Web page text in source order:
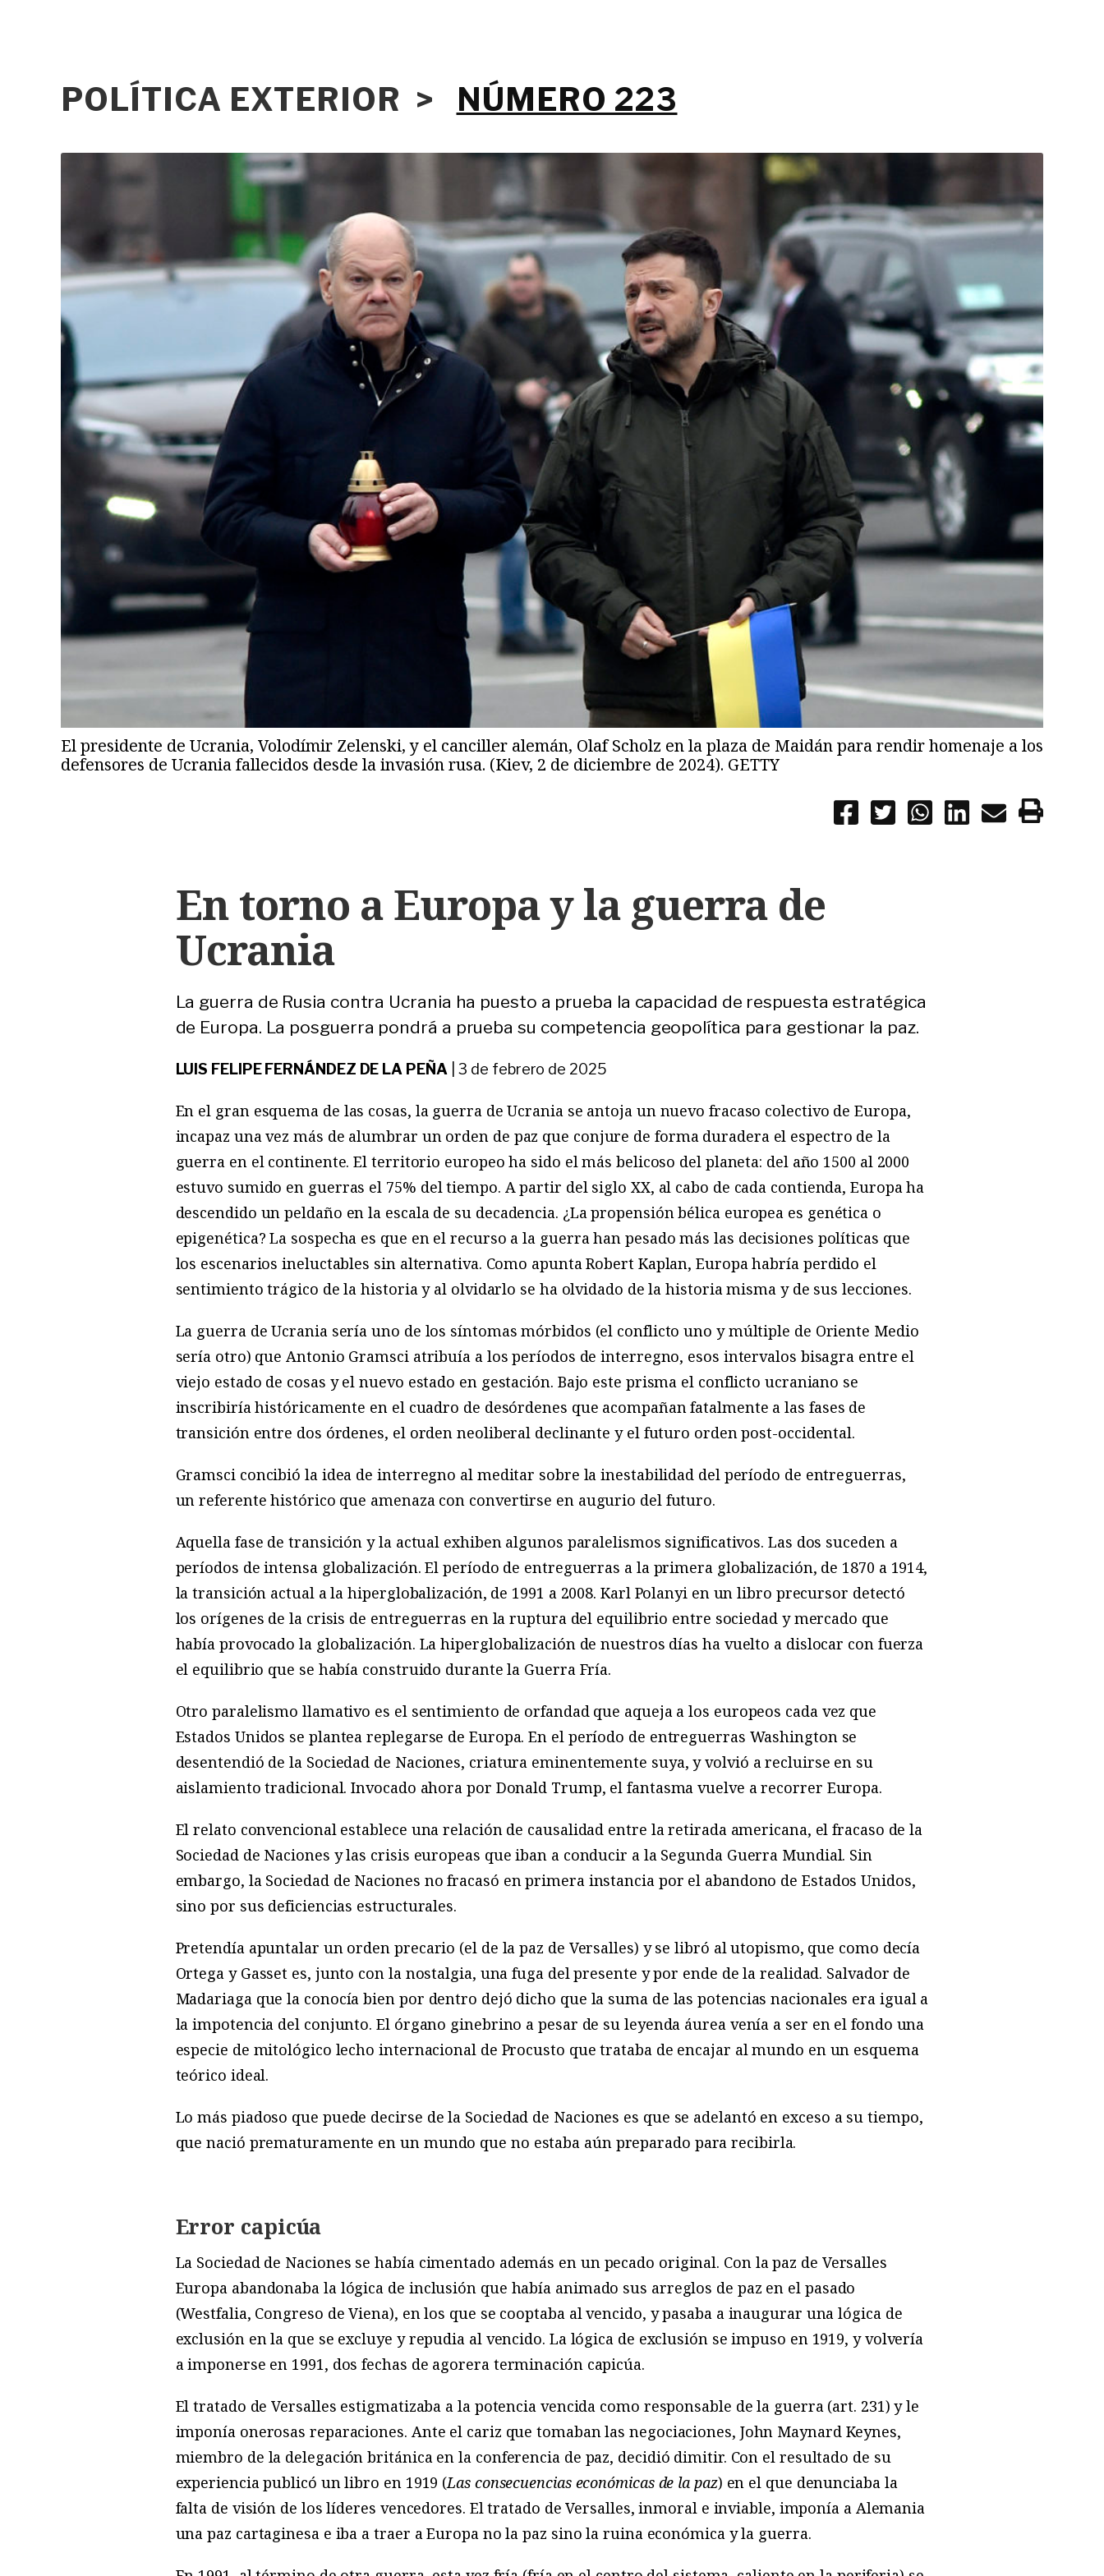
POLÍTICA EXTERIOR > NÚMERO 223
El presidente de Ucrania, Volodímir Zelenski, y el canciller alemán, Olaf Scholz en la plaza de Maidán para rendir homenaje a los
defensores de Ucrania fallecidos desde la invasión rusa. (Kiev, 2 de diciembre de 2024). GETTY
En torno a Europa y la guerra de
Ucrania
La guerra de Rusia contra Ucrania ha puesto a prueba la capacidad de respuesta estratégica
de Europa. La posguerra pondrá a prueba su competencia geopolítica para gestionar la paz.
LUIS FELIPE FERNÁNDEZ DE LA PEÑA 3 de febrero de 2025
En el gran esquema de las cosas, la guerra de Ucrania se antoja un nuevo fracaso colectivo de Europa,
incapaz una vez más de alumbrar un orden de paz que conjure de forma duradera el espectro de la
guerra en el continente. El territorio europeo ha sido el más belicoso del planeta: del año 1500 al 2000
estuvo sumido en guerras el 75% del tiempo. A partir del siglo XX, al cabo de cada contienda, Europa ha
descendido un peldaño en la escala de su decadencia. ¿La propensión bélica europea es genética o
epigenética? La sospecha es que en el recurso a la guerra han pesado más las decisiones políticas que
los escenarios ineluctables sin alternativa. Como apunta Robert Kaplan, Europa habría perdido el
sentimiento trágico de la historia y al olvidarlo se ha olvidado de la historia misma y de sus lecciones.
La guerra de Ucrania sería uno de los síntomas mórbidos (el conflicto uno y múltiple de Oriente Medio
sería otro) que Antonio Gramsci atribuía a los períodos de interregno, esos intervalos bisagra entre el
viejo estado de cosas y el nuevo estado en gestación. Bajo este prisma el conflicto ucraniano se
inscribiría históricamente en el cuadro de desórdenes que acompañan fatalmente a las fases de
transición entre dos órdenes, el orden neoliberal declinante y el futuro orden post-occidental.
Gramsci concibió la idea de interregno al meditar sobre la inestabilidad del período de entreguerras,
un referente histórico que amenaza con convertirse en augurio del futuro.
Aquella fase de transición y la actual exhiben algunos paralelismos significativos. Las dos suceden a
períodos de intensa globalización. El período de entreguerras a la primera globalización, de 1870 a 1914,
la transición actual a la hiperglobalización, de 1991 a 2008. Karl Polanyi en un libro precursor detectó
los orígenes de la crisis de entreguerras en la ruptura del equilibrio entre sociedad y mercado que
había provocado la globalización. La hiperglobalización de nuestros días ha vuelto a dislocar con fuerza
el equilibrio que se había construido durante la Guerra Fría.
Otro paralelismo llamativo es el sentimiento de orfandad que aqueja a los europeos cada vez que
Estados Unidos se plantea replegarse de Europa. En el período de entreguerras Washington se
desentendió de la Sociedad de Naciones, criatura eminentemente suya, y volvió a recluirse en su
aislamiento tradicional. Invocado ahora por Donald Trump, el fantasma vuelve a recorrer Europa.
El relato convencional establece una relación de causalidad entre la retirada americana, el fracaso de la
Sociedad de Naciones y las crisis europeas que iban a conducir a la Segunda Guerra Mundial. Sin
embargo, la Sociedad de Naciones no fracasó en primera instancia por el abandono de Estados Unidos,
sino por sus deficiencias estructurales.
Pretendía apuntalar un orden precario (el de la paz de Versalles) y se libró al utopismo, que como decía
Ortega y Gasset es, junto con la nostalgia, una fuga del presente y por ende de la realidad. Salvador de
Madariaga que la conocía bien por dentro dejó dicho que la suma de las potencias nacionales era igual a
la impotencia del conjunto. El órgano ginebrino a pesar de su leyenda áurea venía a ser en el fondo una
especie de mitológico lecho internacional de Procusto que trataba de encajar al mundo en un esquema
teórico ideal.
Lo más piadoso que puede decirse de la Sociedad de Naciones es que se adelantó en exceso a su tiempo,
que nació prematuramente en un mundo que no estaba aún preparado para recibirla.
Error capicúa
La Sociedad de Naciones se había cimentado además en un pecado original. Con la paz de Versalles
Europa abandonaba la lógica de inclusión que había animado sus arreglos de paz en el pasado
(Westfalia, Congreso de Viena), en los que se cooptaba al vencido, y pasaba a inaugurar una lógica de
exclusión en la que se excluye y repudia al vencido. La lógica de exclusión se impuso en 1919, y volvería
a imponerse en 1991, dos fechas de agorera terminación capicúa.
El tratado de Versalles estigmatizaba a la potencia vencida como responsable de la guerra (art. 231) y le
imponía onerosas reparaciones. Ante el cariz que tomaban las negociaciones, John Maynard Keynes,
miembro de la delegación británica en la conferencia de paz, decidió dimitir. Con el resultado de su
experiencia publicó un libro en 1919 (Las consecuencias económicas de la paz) en el que denunciaba la
falta de visión de los líderes vencedores. El tratado de Versalles, inmoral e inviable, imponía a Alemania
una paz cartaginesa e iba a traer a Europa no la paz sino la ruina económica y la guerra.